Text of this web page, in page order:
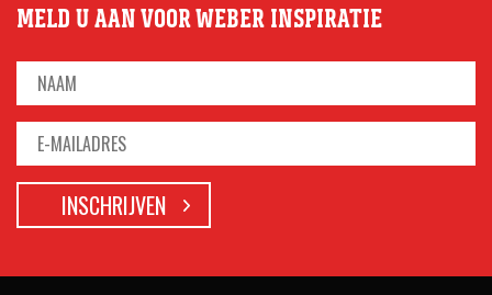
MELD U AAN VOOR WEBER INSPIRATIE